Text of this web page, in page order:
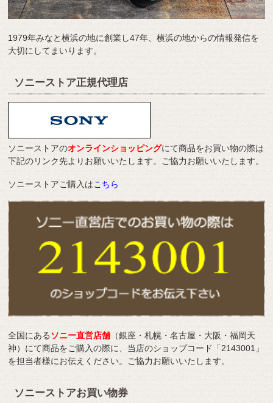
1979年みなと横浜の地に創業し47年、横浜の地からの情報発信を
大切にしてまいります。
ソニーストア正規代理店
ソニーストアのオンラインショッピングにて商品をお買い物の際は
下記のリンク先よりお願いいたします。ご協力お願いいたします。
ソニーストアご購入はこちら
全国にあるソニー直営店舗 （銀座・札幌・名古屋・大阪・福岡天
神）にて商品をご購入の際に、当店のショップコード「2143001」
を担当者様にお伝えください。ご協力お願いいたします。
ソニーストアお買い物券